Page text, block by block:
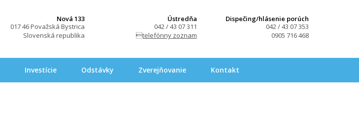
Nová 133
017 46 Považská Bystrica
Slovenská republika
Ústredňa
042 / 43 07 311
telefónny zoznam
Dispečing/hlásenie porúch
042 / 43 07 353
0905 716 468
Investície Odstávky Zverejňovanie Kontakt